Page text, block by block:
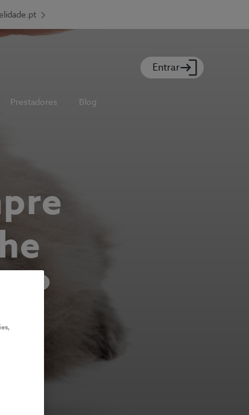
Entrar
Prestadores Blog